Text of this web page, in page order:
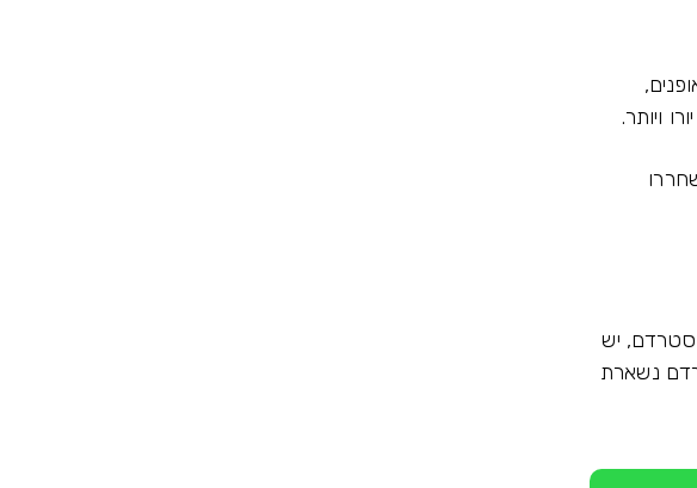
נגנבות מידי שנה 900,000 זוגות אופנים,
יש
נשארת